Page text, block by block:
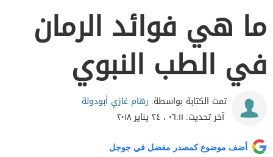
ما هي فوائد الرمان
في الطب النبوي
تمت الكتابة بواسطة: رهام غازي أبودولة
آخر تحديث: ٠٦:١١ ، ٢٤ يناير ٢٠١٨
أضف موضوع كمصدر مفضل في جوجل